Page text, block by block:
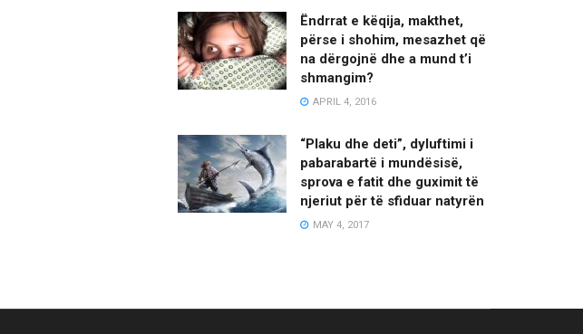
Ëndrrat e këqija, makthet,
përse i shohim, mesazhet që
na dërgojnë dhe a mund t’i
shmangim?
APRIL 4, 2016
“Plaku dhe deti”, dyluftimi i
pabarabartë i mundësisë,
sprova e fatit dhe guximit të
njeriut për të sfiduar natyrën
MAY 4, 2017